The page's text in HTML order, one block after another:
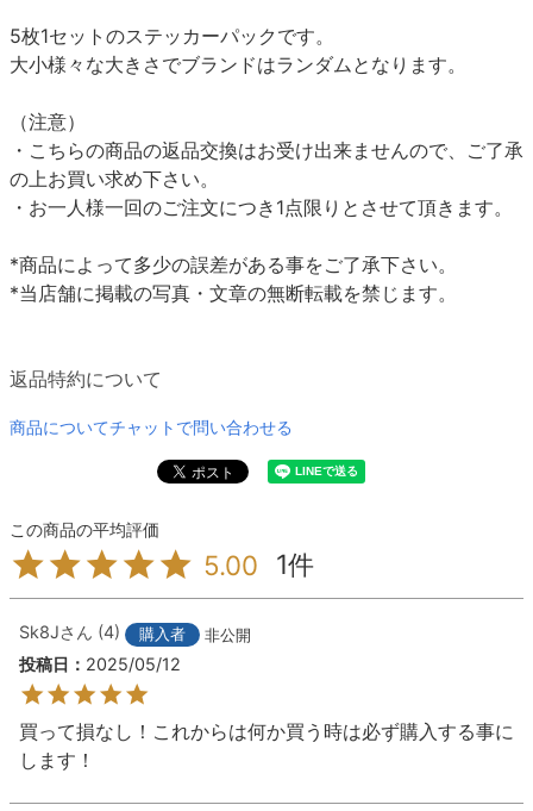
5枚1セットのステッカーパックです。
大小様々な大きさでブランドはランダムとなります。
（注意）
・こちらの商品の返品交換はお受け出来ませんので、ご了承
の上お買い求め下さい。
・お一人様一回のご注文につき1点限りとさせて頂きます。
*商品によって多少の誤差がある事をご了承下さい。
*当店舗に掲載の写真・文章の無断転載を禁じます。
返品特約について
商品についてチャットで問い合わせる
5.00 1
Sk8J 4 購入者 非公開
投稿日 2025/05/12
買って損なし！これからは何か買う時は必ず購入する事に
します！